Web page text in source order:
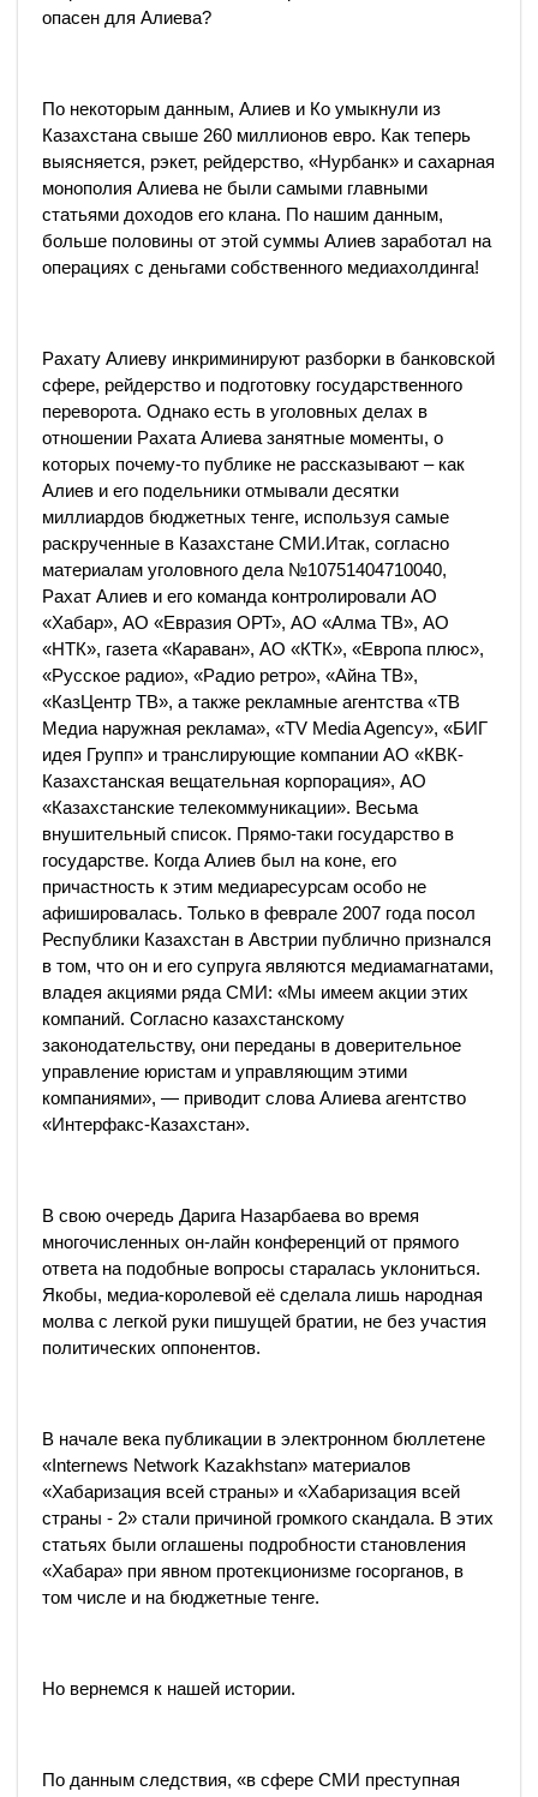
опасен для Алиева?
По некоторым данным, Алиев и Ко умыкнули из
Казахстана свыше 260 миллионов евро. Как теперь
выясняется, рэкет, рейдерство, «Нурбанк» и сахарная
монополия Алиева не были самыми главными
статьями доходов его клана. По нашим данным,
больше половины от этой суммы Алиев заработал на
операциях с деньгами собственного медиахолдинга!
Рахату Алиеву инкриминируют разборки в банковской
сфере, рейдерство и подготовку государственного
переворота. Однако есть в уголовных делах в
отношении Рахата Алиева занятные моменты, о
которых почему-то публике не рассказывают – как
Алиев и его подельники отмывали десятки
миллиардов бюджетных тенге, используя самые
раскрученные в Казахстане СМИ.Итак, согласно
материалам уголовного дела №10751404710040,
Рахат Алиев и его команда контролировали АО
«Хабар», АО «Евразия ОРТ», АО «Алма ТВ», АО
«НТК», газета «Караван», АО «КТК», «Европа плюс»,
«Русское радио», «Радио ретро», «Айна ТВ»,
«КазЦентр ТВ», а также рекламные агентства «ТВ
Медиа наружная реклама», «TV Media Agency», «БИГ
идея Групп» и транслирующие компании АО «КВК-
Казахстанская вещательная корпорация», АО
«Казахстанские телекоммуникации». Весьма
внушительный список. Прямо-таки государство в
государстве. Когда Алиев был на коне, его
причастность к этим медиаресурсам особо не
афишировалась. Только в феврале 2007 года посол
Республики Казахстан в Австрии публично признался
в том, что он и его супруга являются медиамагнатами,
владея акциями ряда СМИ: «Мы имеем акции этих
компаний. Согласно казахстанскому
законодательству, они переданы в доверительное
управление юристам и управляющим этими
компаниями», — приводит слова Алиева агентство
«Интерфакс-Казахстан».
В свою очередь Дарига Назарбаева во время
многочисленных он-лайн конференций от прямого
ответа на подобные вопросы старалась уклониться.
Якобы, медиа-королевой её сделала лишь народная
молва с легкой руки пишущей братии, не без участия
политических оппонентов.
В начале века публикации в электронном бюллетене
«Internews Network Kazakhstan» материалов
«Хабаризация всей страны» и «Хабаризация всей
страны - 2» стали причиной громкого скандала. В этих
статьях были оглашены подробности становления
«Хабара» при явном протекционизме госорганов, в
том числе и на бюджетные тенге.
Но вернемся к нашей истории.
По данным следствия, «в сфере СМИ преступная